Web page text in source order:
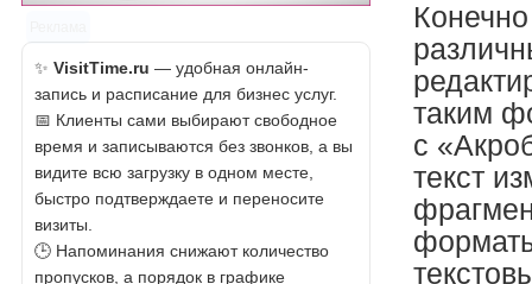
таким
с
текст
✨ VisitTime.ru — удобная онлайн-
запись и расписание для бизнес услуг.
📅 Клиенты сами выбирают свободное
время и записываются без звонков, а вы
видите всю загрузку в одном месте,
быстро подтверждаете и переносите
визиты.
🕒 Напоминания снижают количество
пропусков, а порядок в графике